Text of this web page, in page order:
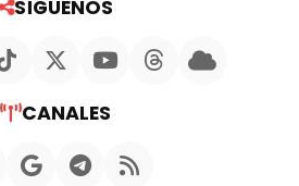
SÍGUENOS
CANALES